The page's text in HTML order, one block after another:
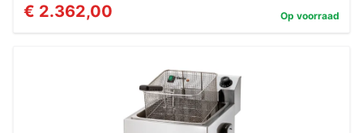
€ 2.362,00 Op voorraad